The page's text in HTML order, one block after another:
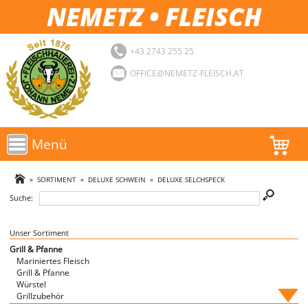
NEMETZ • FLEISCH
+43 2743 255 25
OFFICE@NEMETZ-FLEISCH.AT
Menü
AKTIONEN
SORTIMENT
LOGIN
FAVORITEN
» SORTIMENT» DELUXE SCHWEIN » DELUXE SELCHSPECK
Suche:
Unser Sortiment
Grill & Pfanne
Mariniertes Fleisch
Grill & Pfanne
Würstel
Grillzubehör